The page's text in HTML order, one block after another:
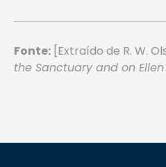
Fonte: [Extraído de R. W.
the Sanctuary and on